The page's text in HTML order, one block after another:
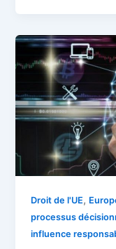
Droit de l'UE,
processus
influence